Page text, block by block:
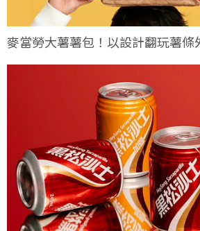
麥當勞大薯薯包！以設計翻玩薯條